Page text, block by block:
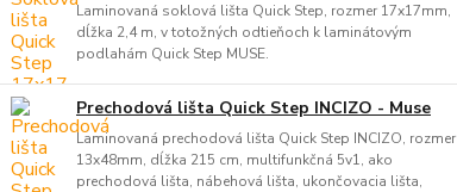
Laminovaná soklová lišta Quick Step, rozmer 17x17mm,
dĺžka 2,4 m, v totožných odtieňoch k laminátovým
podlahám Quick Step MUSE.
Prechodová lišta Quick Step INCIZO - Muse
Laminovaná prechodová lišta Quick Step INCIZO, rozmer
13x48mm, dĺžka 215 cm, multifunkčná 5v1, ako
prechodová lišta, nábehová lišta, ukončovacia lišta,